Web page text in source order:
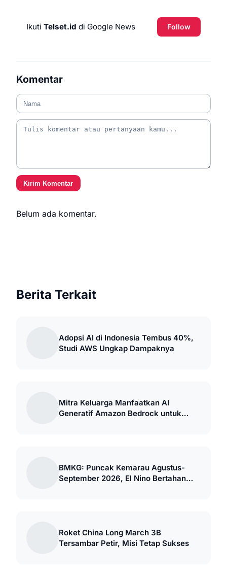
Ikuti Telset.id di Google News Follow
Komentar
Kirim Komentar
Belum ada komentar.
Berita Terkait
Adopsi AI di Indonesia Tembus 40%,
Studi AWS Ungkap Dampaknya
Mitra Keluarga Manfaatkan AI
Generatif Amazon Bedrock untuk
BMKG: Puncak Kemarau Agustus-
September 2026, El Nino Bertahan
Roket China Long March 3B
Tersambar Petir, Misi Tetap Sukses